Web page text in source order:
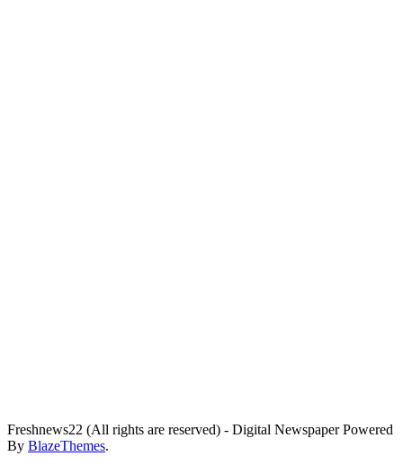
Freshnews22 (All rights are reserved) - Digital Newspaper Powered
By BlazeThemes.